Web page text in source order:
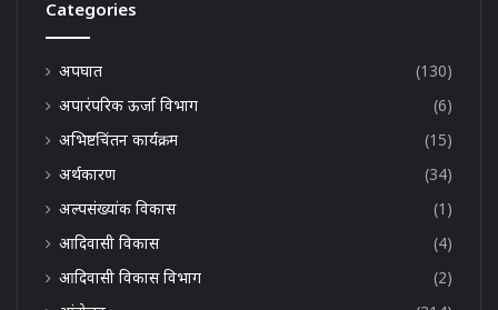
Categories
अपघात
(130)
अपारंपरिक ऊर्जा विभाग
(6)
अभिष्टचिंतन कार्यक्रम
(15)
अर्थकारण
(34)
अल्पसंख्यांक विकास
(1)
आदिवासी विकास
(4)
आदिवासी विकास विभाग
(2)